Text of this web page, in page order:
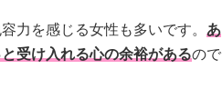
力を感じる女性も多いです。 あ
受け入れる心の余裕があるので